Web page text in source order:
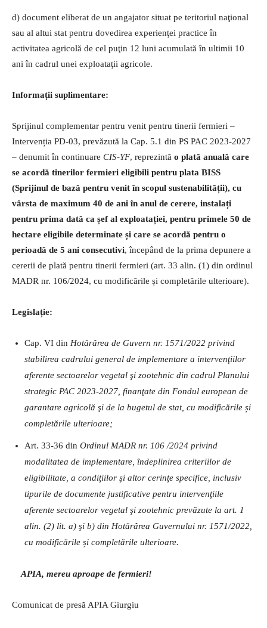
d) document eliberat de un angajator situat pe teritoriul naţional
sau al altui stat pentru dovedirea experienţei practice în
activitatea agricolă de cel puţin 12 luni acumulată în ultimii 10
ani în cadrul unei exploataţii agricole.
Informații suplimentare:
Sprijinul complementar pentru venit pentru tinerii fermieri –
Intervenția PD-03, prevăzută la Cap. 5.1 din PS PAC 2023-2027
– denumit în continuare CIS-YF, reprezintă o plată anuală care
se acordă tinerilor fermieri eligibili pentru plata BISS
(Sprijinul de bază pentru venit în scopul sustenabilității), cu
vârsta de maximum 40 de ani în anul de cerere, instalați
pentru prima dată ca șef al exploatației, pentru primele 50 de
hectare eligibile determinate și care se acordă pentru o
perioadă de 5 ani consecutivi, începând de la prima depunere a
cererii de plată pentru tinerii fermieri (art. 33 alin. (1) din ordinul
MADR nr. 106/2024, cu modificările și completările ulterioare).
Legislație:
Cap. VI din Hotărârea de Guvern nr. 1571/2022 privind
stabilirea cadrului general de implementare a intervenţiilor
aferente sectoarelor vegetal şi zootehnic din cadrul Planului
strategic PAC 2023-2027, finanţate din Fondul european de
garantare agricolă şi de la bugetul de stat, cu modificările și
completările ulterioare;
Art. 33-36 din Ordinul MADR nr. 106 /2024 privind
modalitatea de implementare, îndeplinirea criteriilor de
eligibilitate, a condiţiilor şi altor cerinţe specifice, inclusiv
tipurile de documente justificative pentru intervenţiile
aferente sectoarelor vegetal şi zootehnic prevăzute la art. 1
alin. (2) lit. a) şi b) din Hotărârea Guvernului nr. 1571/2022,
cu modificările și completările ulterioare.
APIA, mereu aproape de fermieri!
Comunicat de presă APIA Giurgiu